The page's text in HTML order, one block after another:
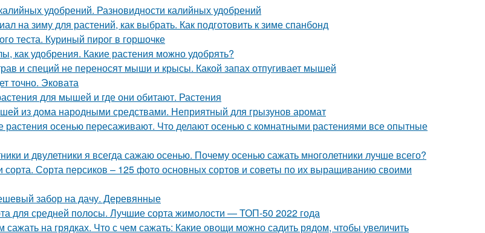
удобрений. Разновидности калийных удобрений
на зиму для растений, как выбрать. Как подготовить к зиме спанбонд
теста. Куриный пирог в горшочке
как удобрения. Какие растения можно удобрять?
и специй не переносят мыши и крысы. Какой запах отпугивает мышей
точно. Эковата
для мышей и где они обитают. Растения
из дома народными средствами. Неприятный для грызунов аромат
растения осенью пересаживают. Что делают осенью с комнатными растениями все опытные
и двулетники я всегда сажаю осенью. Почему осенью сажать многолетники лучше всего?
сорта. Сорта персиков – 125 фото основных сортов и советы по их выращиванию своими
забор на дачу. Деревянные
для средней полосы. Лучшие сорта жимолости — ТОП-50 2022 года
сажать на грядках. Что с чем сажать: Какие овощи можно садить рядом, чтобы увеличить